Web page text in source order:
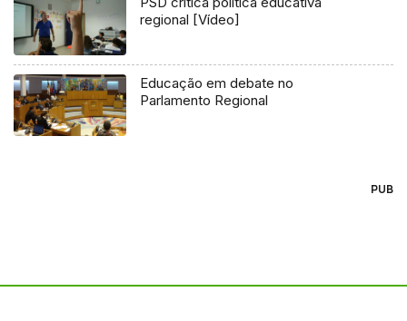
regional [Vídeo]
Educação em debate no
Parlamento Regional
PUB